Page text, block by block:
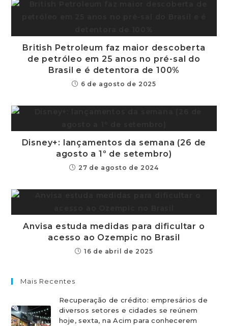
British Petroleum faz maior descoberta
de petróleo em 25 anos no pré-sal do
Brasil e é detentora de 100%
6 de agosto de 2025
Disney+: lançamentos da semana (26 de
agosto a 1º de setembro)
27 de agosto de 2024
Anvisa estuda medidas para dificultar o
acesso ao Ozempic no Brasil
16 de abril de 2025
Mais Recentes
Recuperação de crédito: empresários de
diversos setores e cidades se reúnem
hoje, sexta, na Acim para conhecerem